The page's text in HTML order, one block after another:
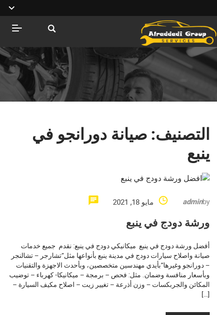
التصنيف: صيانة دورانجو في
ينبع
by
admin مايو 18, 2021
ورشة دودج في ينبع
أفضل ورشة دودج في ينبع ميكانيكي دودج في ينبع: نقدم جميع خدمات
صيانة واصلاح سيارات دودج في مدينة ينبع بأنواعها مثل”تشارجر – تشالنجر
– دورانجو وغيرها”بأيدي مهندسين متخصصين، وبأحدث الاجهزة والتقنيات
وبأسعار منافسة وضمان. مثل: فحص – برمجة – ميكانيكا- كهرباء – توضيب
المكائن والجربكسات – وزن أذرعة – تغيير زيت – اصلاح مكيف السيارة –
[…]